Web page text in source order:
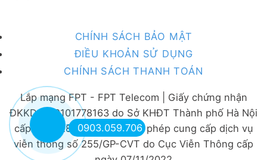
CHÍNH SÁCH BẢO MẬT
ĐIỀU KHOẢN SỬ DỤNG
CHÍNH SÁCH THANH TOÁN
Lắp mạng FPT - FPT Telecom | Giấy chứng nhận
ĐKKD số 0101778163 do Sở KHĐT Thành phố Hà Nội
cấp ngày 28/07/2005 | Giấy phép cung cấp dịch vụ
viễn thông số 255/GP-CVT do Cục Viễn Thông cấp
0903.059.706